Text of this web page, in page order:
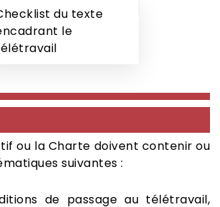
du texte
le
ou la Charte doivent contenir ou
suivantes :
de passage au télétravail,